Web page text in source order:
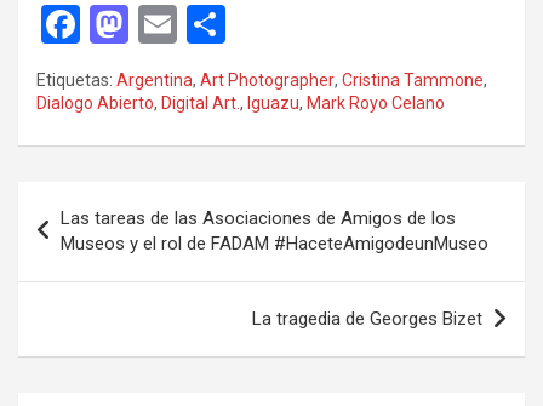
F
a
ce
b
o
k
M
st
o
o
n
E
m
ail
o
m
p
tir
Etiquetas: Argentina, Art Photographer, Cristina Tammone,
Dialogo Abierto, Digital Art., Iguazu, Mark Royo Celano
de
entradas
Las tareas de las Asociaciones de Amigos de los
Museos y el rol de FADAM #HaceteAmigodeunMuseo
La tragedia de Georges Bizet